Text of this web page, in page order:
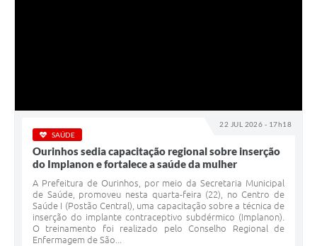
22 JUL 2026 - 17h18
SAÚDE
Ourinhos sedia capacitação regional sobre inserção
do Implanon e fortalece a saúde da mulher
A Prefeitura de Ourinhos, por meio da Secretaria Municipal
de Saúde, promoveu nesta quarta-feira (22), no Centro de
Saúde I (Postão Central), uma capacitação sobre a técnica de
inserção do implante contraceptivo subdérmico (Implanon).
O treinamento foi realizado pelo Conselho Regional de
Enfermagem de São...